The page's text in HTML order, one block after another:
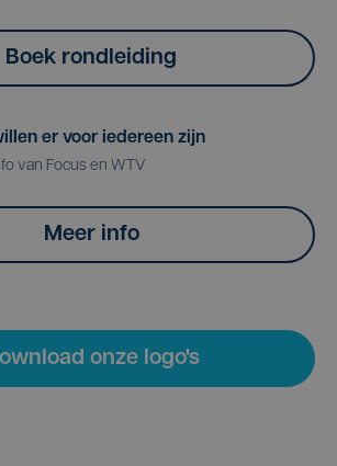
Boek rondleiding
er voor iedereen zijn
van Focus en WTV
Meer info
onze logo's